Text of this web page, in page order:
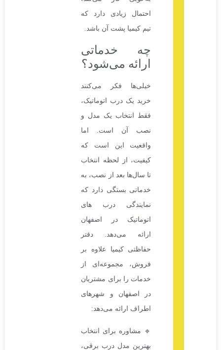
احتمال زیادی دارد که
تیم کیمیا پشت آن باشد.
چه خدماتی
ارائه می‌شود؟
خیلی‌ها فکر می‌کنند
خرید یک درب اتوماتیک،
فقط انتخاب یک مدل و
نصب آن است. اما
واقعیت این است که
کیفیت، از لحظه انتخاب
تا سال‌ها بعد از نصب، به
خدماتی بستگی دارد که
نمایندگی درب های
اتوماتیک در اصفهان
ارائه می‌دهد. دفتر
حفاظتی کیمیا علاوه بر
فروش، مجموعه‌ای از
خدمات را برای مشتریان
در اصفهان و شهرهای
اطراف ارائه می‌دهد:
🔹 مشاوره برای انتخاب
بهترین مدل درب برقی،